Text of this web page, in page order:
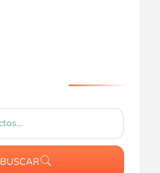
BUSCAR